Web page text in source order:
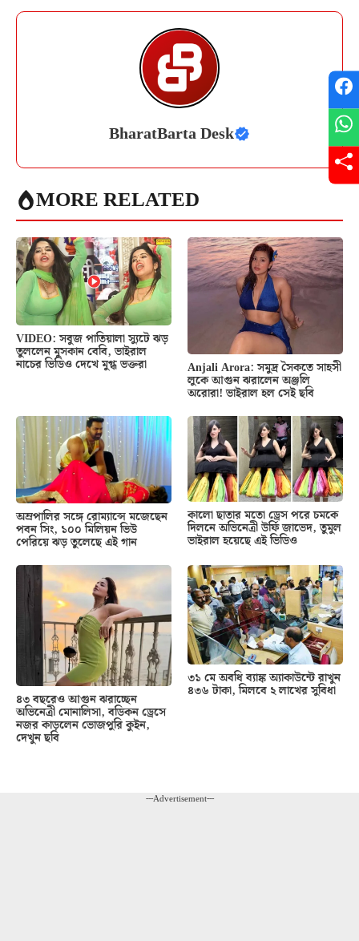
BharatBarta Desk
MORE RELATED
VIDEO: সবুজ পাতিয়ালা স্যুটে ঝড়
তুললেন মুসকান বেবি, ভাইরাল
নাচের ভিডিও দেখে মুগ্ধ ভক্তরা Anjali Arora: সমুদ্র সৈকতে সাহসী
লুকে আগুন ঝরালেন অঞ্জলি
অরোরা! ভাইরাল হল সেই ছবি
অম্রপালির সঙ্গে রোম্যান্সে মজেছেন
পবন সিং, ১০০ মিলিয়ন ভিউ
পেরিয়ে ঝড় তুলেছে এই গান
কালো ছাতার মতো ড্রেস পরে চমকে
দিলনে অভিনেত্রী উর্ফি জাভেদ, তুমুল
ভাইরাল হয়েছে এই ভিডিও
৪৩ বছরেও আগুন ঝরাচ্ছেন
অভিনেত্রী মোনালিসা, বডিকন ড্রেসে
নজর কাড়লেন ভোজপুরি কুইন,
দেখুন ছবি
৩১ মে অবধি ব্যাঙ্ক অ্যাকাউন্টে রাখুন
৪৩৬ টাকা, মিলবে ২ লাখের সুবিধা
---Advertisement---